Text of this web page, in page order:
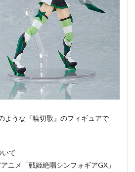
ような『暁切歌』のフィギュアで
いて
ニメ「戦姫絶唱シンフォギアGX」